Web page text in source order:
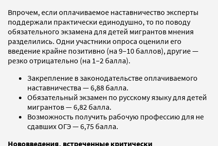
Впрочем, если оплачиваемое наставничество эксперты
поддержали практически единодушно, то по поводу
обязательного экзамена для детей мигрантов мнения
разделились. Одни участники опроса оценили его
введение крайне позитивно (на 9–10 баллов), другие —
резко отрицательно (на 1–2 балла).
Закрепление в законодательстве оплачиваемого
наставничества — 6,88 балла.
Обязательный экзамен по русскому языку для детей
мигрантов — 6,82 балла.
Возможность получить рабочую профессию для не
сдавших ОГЭ — 6,75 балла.
Нововведения, встреченные критически